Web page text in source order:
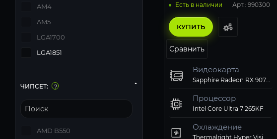
Есть в наличии Арт.: 990300
КУПИТЬ
Сравнить
Видеокарта
Sapphire Radeon RX 9070 XT PULSE GAMING (11348-03-20G)
Процессор
Intel Core Ultra 7 265KF
Охлаждение
AM4
AM5
LGA1700
LGA1851
ЧИПСЕТ: ?
AMD B550